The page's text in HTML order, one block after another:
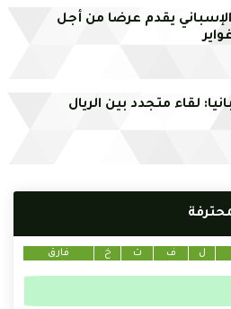
يقدم عرضا من أجل
لقاء متجدد بين الريال
ل ف ت خ فارق